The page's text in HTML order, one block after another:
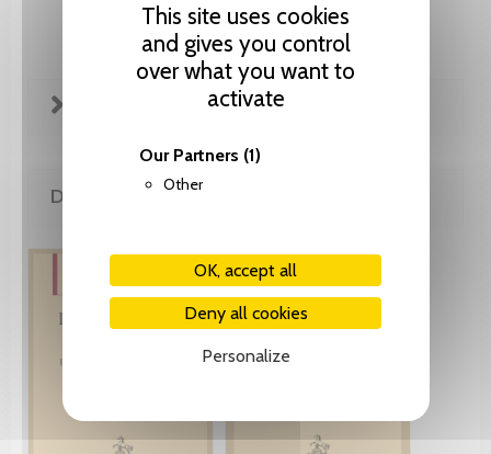
This site uses cookies
and gives you control
over what you want to
activate
Our Partners (1)
Other
OK, accept all
Deny all cookies
Personalize
FICHE TECHNIQUE
DE LA MÊME COLLECTION